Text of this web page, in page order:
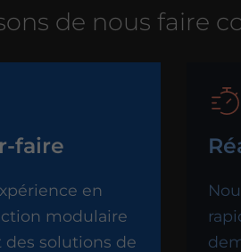
de nous faire
faire
en
modulaire
des solutions de